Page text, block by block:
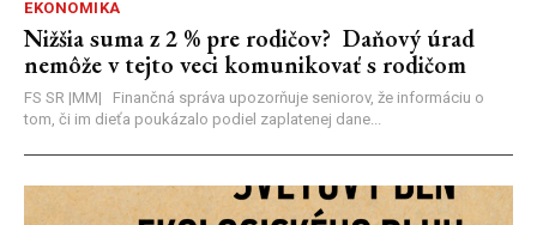
EKONOMIKA
Nižšia suma z 2 % pre rodičov? Daňový úrad
nemôže v tejto veci komunikovať s rodičom
FS SR |MM| Finančná správa upozorňuje seniorov, že informáciu o
tom, či im dieťa poukázalo podiel zaplatenej dane...